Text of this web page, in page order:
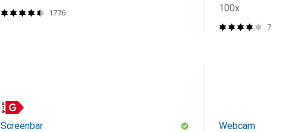
1776 100x
7
Screenbar Webcam